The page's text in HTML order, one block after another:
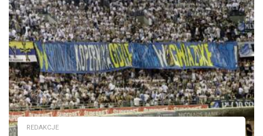
REDAKCJE